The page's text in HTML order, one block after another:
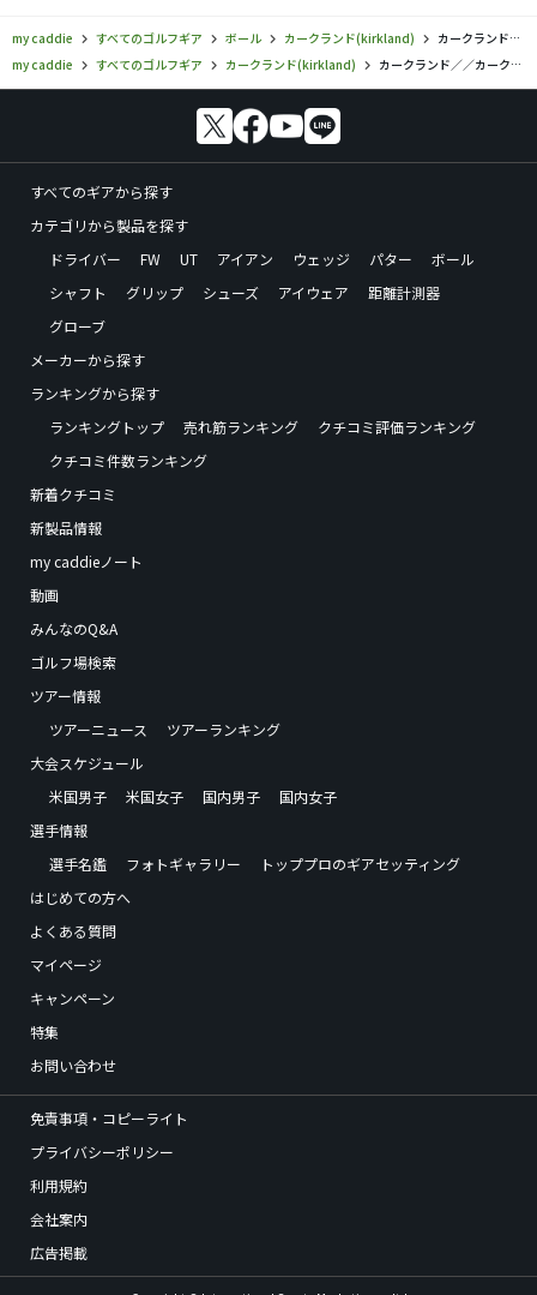
my caddie すべてのゴルフギア ボール カークランド(kirkland)
カークランド／／カークランド シグネチャー ボールの口コミ評価
my caddie
すべてのゴルフギア カークランド(kirkland) カークランド／／カークランド シグネチャー ボールの口コミ評価
すべてのギアから探す
カテゴリから製品を探す
ドライバー
FW UT アイアン ウェッジ パター
ボール
シャフト
グリップ シューズ アイウェア
距離計測器
グローブ
メーカーから探す
ランキングから探す
ランキングトップ
売れ筋ランキング
クチコミ評価ランキング
クチコミ件数ランキング
新着クチコミ
新製品情報
my caddieノート
動画
みんなのQ&A
ゴルフ場検索
ツアー情報
ツアーニュース
ツアーランキング
大会スケジュール
米国男子
米国女子 国内男子
国内女子
選手情報
選手名鑑
フォトギャラリー
トッププロのギアセッティング
はじめての方へ
よくある質問
マイページ
キャンペーン
特集
お問い合わせ
免責事項・コピーライト
プライバシーポリシー
利用規約
会社案内
広告掲載